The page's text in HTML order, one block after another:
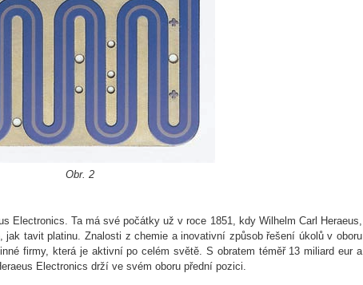
Obr. 2
Electronics. Ta má své počátky už v roce 1851, kdy Wilhelm Carl Heraeus,
tavit platinu. Znalosti z chemie a inovativní způsob řešení úkolů v oboru
firmy, která je aktivní po celém světě. S obratem téměř 13 miliard eur a
Electronics drží ve svém oboru přední pozici.